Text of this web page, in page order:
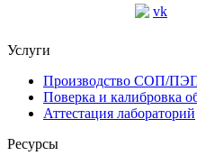
Услуги
Производство СОП/
Поверка и калибровка
Аттестация лабораторий
Ресурсы